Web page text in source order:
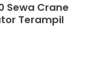
Sewa Crane
Terampil